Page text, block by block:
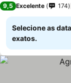
9,5 Excelente 174
Selecione as
exatos.